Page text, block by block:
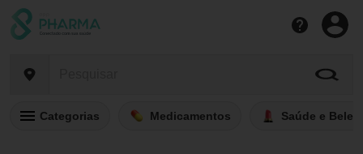
Categorias Medicamentos Saúde e